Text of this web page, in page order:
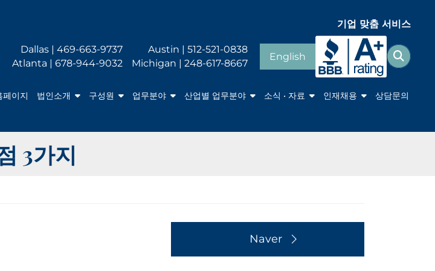
기업 맞춤 서비스
Dallas | 469-663-9737
Austin | 512-521-0838
Atlanta | 678-944-9032
Michigan | 248-617-8667
English
Search
찾다
페이지 법인소개 구성원 업무분야 산업별 업무분야 소식 • 자료 인재채용 상담문의
3가지
Naver